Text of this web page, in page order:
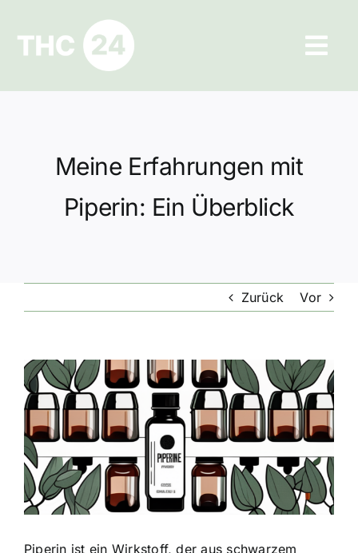
springen
Ratgeber
Datenschutz
Meine Erfahrungen mit
Piperin: Ein Überblick
Zurück Vor
Zeige
grösseres
Bild
Piperin ist ein Wirkstoff, der aus schwarzem